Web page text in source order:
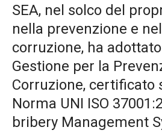
SEA, nel solco del
nella prevenzione e
corruzione, ha
Gestione per la
Corruzione, certificato
Norma UNI ISO
bribery Management